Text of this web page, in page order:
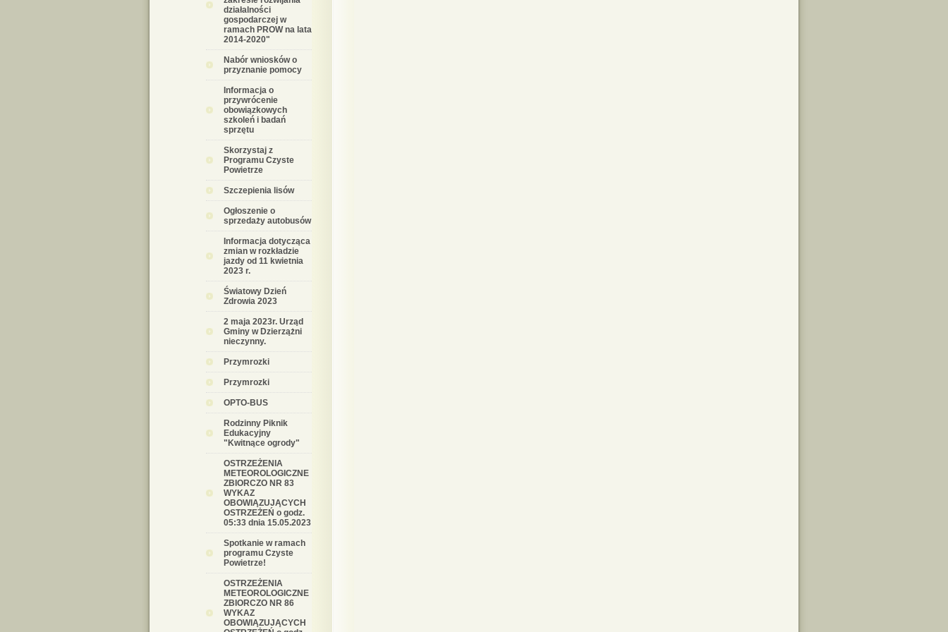
działalności
gospodarczej w
ramach PROW na lata
2014-2020"
Nabór wniosków o
przyznanie pomocy
Informacja o
przywrócenie
obowiązkowych
szkoleń i badań
sprzętu
Skorzystaj z
Programu Czyste
Powietrze
Szczepienia lisów
Ogłoszenie o
sprzedaży autobusów
Informacja dotycząca
zmian w rozkładzie
jazdy od 11 kwietnia
2023 r.
Światowy Dzień
Zdrowia 2023
2 maja 2023r. Urząd
Gminy w Dzierzążni
nieczynny.
Przymrozki
Przymrozki
OPTO-BUS
Rodzinny Piknik
Edukacyjny
"Kwitnące ogrody"
OSTRZEŻENIA
METEOROLOGICZNE
ZBIORCZO NR 83
WYKAZ
OBOWIĄZUJĄCYCH
OSTRZEŻEŃ o godz.
05:33 dnia 15.05.2023
Spotkanie w ramach
programu Czyste
Powietrze!
OSTRZEŻENIA
METEOROLOGICZNE
ZBIORCZO NR 86
WYKAZ
OBOWIĄZUJĄCYCH